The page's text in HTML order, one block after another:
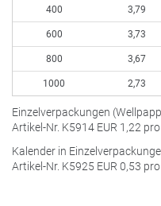
400
600
800
1000
3,79
3,73
3,67
2,73
Einzelverpackungen
Artikel-Nr. K5914 EUR 1,22
Kalender in
Artikel-Nr. K5925 EUR 0,53